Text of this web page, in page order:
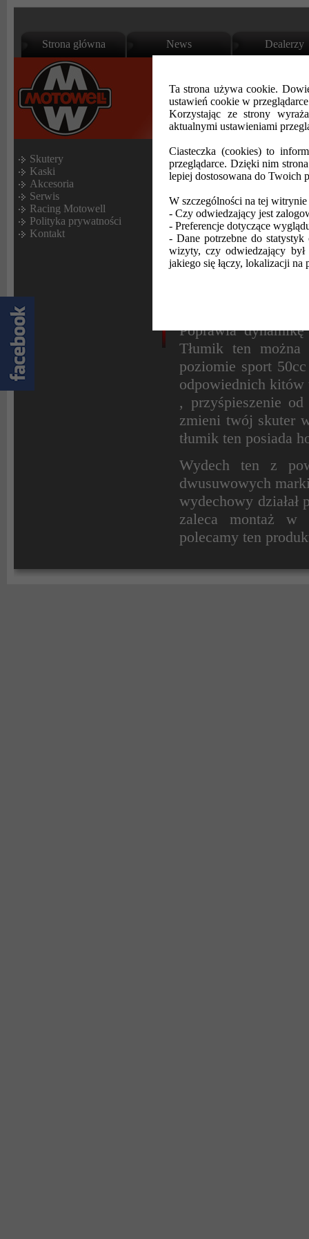
Ta strona używa cookie.
ustawień cookie w
Korzystając ze strony
aktualnymi ustawieniami
Ciasteczka (cookies) to
przeglądarce. Dzięki nim
lepiej dostosowana do Twoich
W szczególności na tej
- Czy odwiedzający jest
- Preferencje dotyczące
- Dane potrzebne do
wizyty, czy odwiedzający
jakiego się łączy, lokalizacji na
Strona główna News Dealerzy
Skutery
Kaski
Akcesoria
Serwis
Racing Motowell
Polityka prywatności
Kontakt
www.motowell.pl:Motowell Polska
Skuter Magnet
całkowicie nowy
klasyczne
niepowtarzalny i
jestem Tri-Owal”.
Poprawia
Tłumik ten
poziomie sport
odpowiednich kitów
, przyśpieszenie
zmieni twój skuter
tłumik ten posiada
Wydech ten z
dwusuwowych
wydechowy działał
zaleca montaż w
polecamy ten